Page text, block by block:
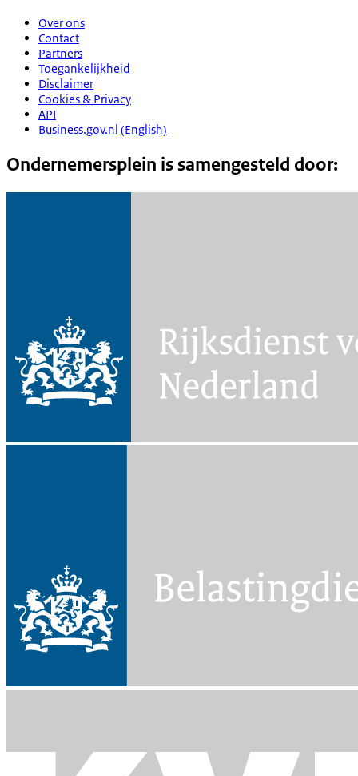
Over ons
Contact
Partners
Toegankelijkheid
Disclaimer
Cookies & Privacy
API
Business.gov.nl (English)
Ondernemersplein is samengesteld door: